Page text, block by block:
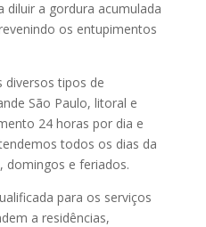
diluir a gordura acumulada
os entupimentos
diversos tipos de
São Paulo, litoral e
24 horas por dia e
todos os dias da
domingos e feriados.
para os serviços
a residências,